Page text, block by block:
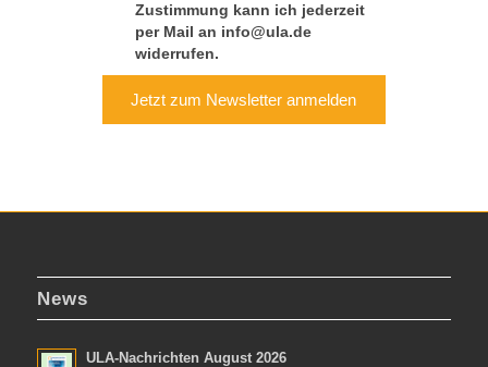
Jetzt zum Newsletter anmelden
Zustimmung kann ich jederzeit
per Mail an info@ula.de
widerrufen.
News
ULA-Nachrichten August 2026